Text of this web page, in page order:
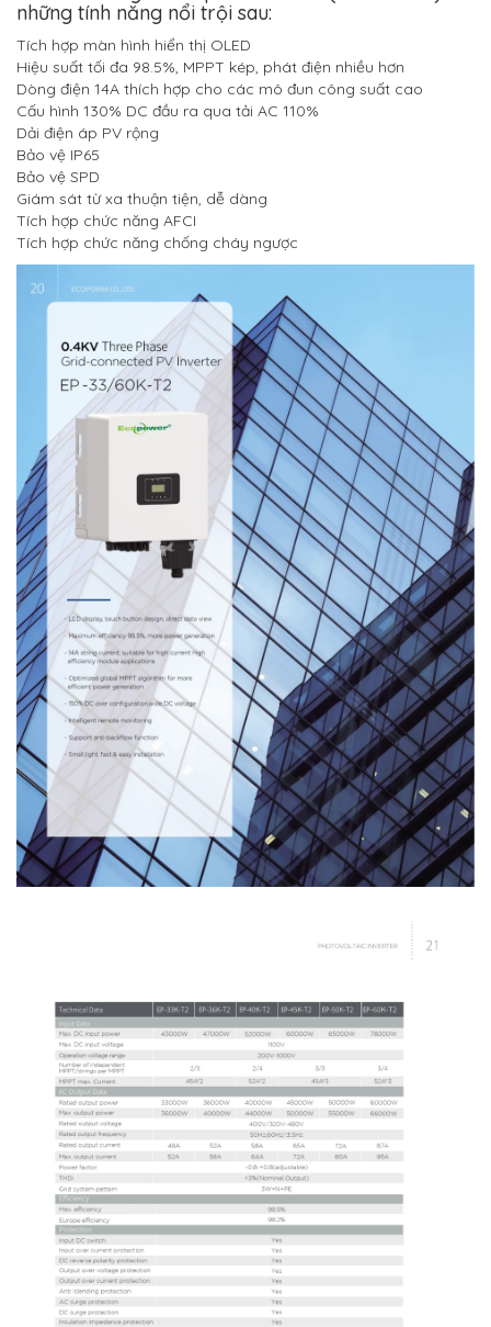
những tính năng nổi trội sau:
Tích hợp màn hình hiển thị OLED
Hiệu suất tối đa 98.5%, MPPT kép, phát điện nhiều hơn
Dòng điện 14A thích hợp cho các mô đun công suất cao
Cấu hình 130% DC đầu ra qua tải AC 110%
Dải điện áp PV rộng
Bảo vệ IP65
Bảo vệ SPD
Giám sát từ xa thuận tiện, dễ dàng
Tích hợp chức năng AFCI
Tích hợp chức năng chống cháy ngược